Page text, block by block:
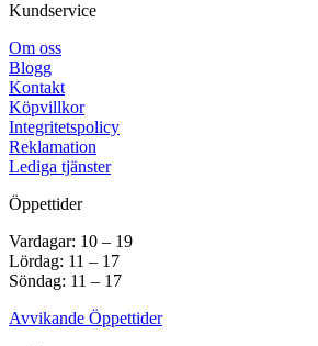
Kundservice
Om oss
Blogg
Kontakt
Köpvillkor
Integritetspolicy
Reklamation
Lediga tjänster
Öppettider
Vardagar: 10 – 19
Lördag: 11 – 17
Söndag: 11 – 17
Avvikande Öppettider